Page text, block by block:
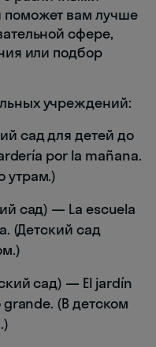
поможет вам лучше
сфере,
или подбор
учреждений:
сад для детей до
por la mañana.
утрам.)
сад) — La escuela
(Детский сад
сад) — El jardín
(В детском